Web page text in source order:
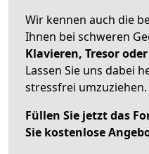
Wir kennen auch die
Ihnen bei schweren
Klavieren, Tresor
Lassen Sie uns dabei
stressfrei umzuziehen.
Füllen Sie jetzt das
Sie kostenlose